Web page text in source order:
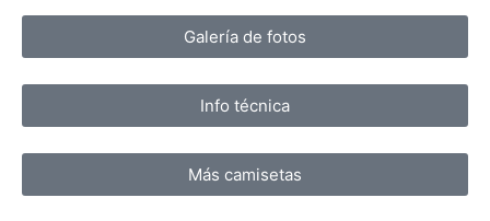
Galería de fotos
Info técnica
Más camisetas